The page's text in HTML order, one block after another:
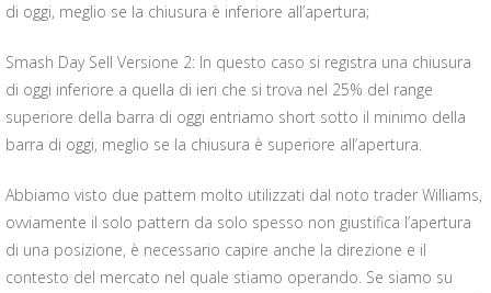
di oggi, meglio se la chiusura è inferiore all’apertura;
Smash Day Sell Versione 2: In questo caso si registra una chiusura
di oggi inferiore a quella di ieri che si trova nel 25% del range
superiore della barra di oggi entriamo short sotto il minimo della
barra di oggi, meglio se la chiusura è superiore all’apertura.
Abbiamo visto due pattern molto utilizzati dal noto trader Williams,
ovviamente il solo pattern da solo spesso non giustifica l’apertura
di una posizione, è necessario capire anche la direzione e il
contesto del mercato nel quale stiamo operando. Se siamo su